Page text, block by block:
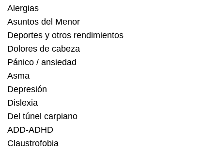
Alergias
Asuntos del Menor
Deportes y otros rendimientos
Dolores de cabeza
Pánico / ansiedad
Asma
Depresión
Dislexia
Del túnel carpiano
ADD-ADHD
Claustrofobia